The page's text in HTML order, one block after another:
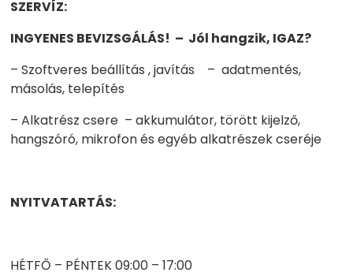
SZERVÍZ:
INGYENES BEVIZSGÁLÁS! – Jól hangzik, IGAZ?
– Szoftveres beállítás , javítás – adatmentés,
másolás, telepítés
– Alkatrész csere – akkumulátor, törött kijelző,
hangszóró, mikrofon és egyéb alkatrészek cseréje
NYITVATARTÁS:
HÉTFŐ – PÉNTEK 09:00 – 17:00